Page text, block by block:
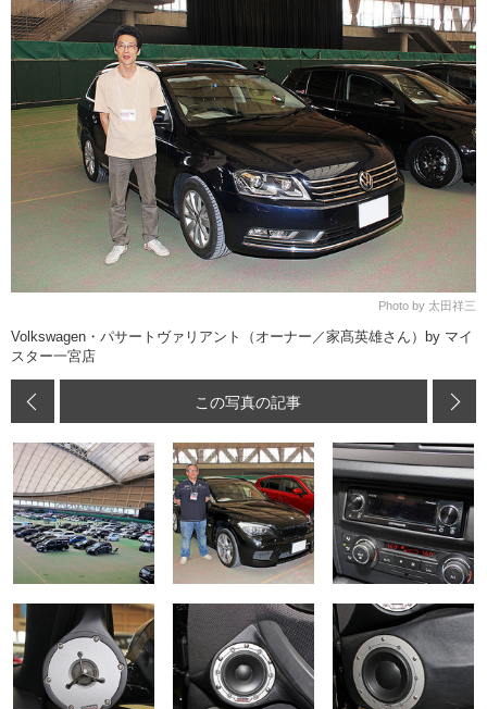
Photo by 太田祥三
Volkswagen・パサートヴァリアント（オーナー／家髙英雄さん）by マイ
スター一宮店
この写真の記事